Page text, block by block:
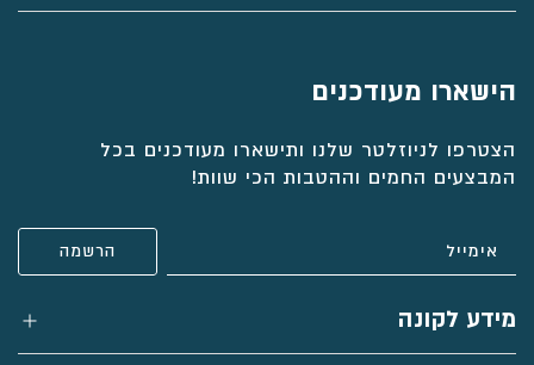
הישארו מעודכנים
הצטרפו לניוזלטר שלנו ותישארו מעודכנים בכל
המבצעים החמים וההטבות הכי שוות!
מידע לקונה